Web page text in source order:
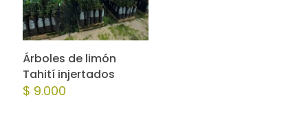
Árboles de limón
Tahití injertados
$ 9.000